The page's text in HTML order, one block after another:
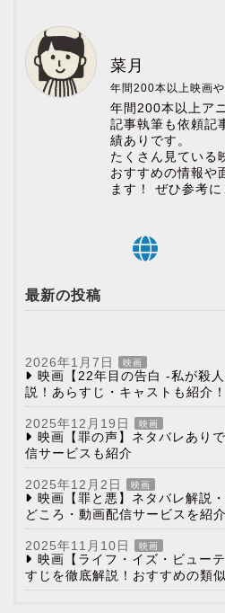
菜月
年間200本以上映画
年間200本以上ア
記事執筆も依頼記
績ありです。
たくさん見ている
おすすめの情報や
ます！ ぜひ参考に
最新の投稿
2026年1月7日 映画
映画【22年目の告白 -私が殺
説！あらすじ・キャストも紹介！
2025年12月19日 映画
映画【罪の声】ネタバレあり
信サービスも紹介
2025年12月2日 映画
映画【罪と悪】ネタバレ解説
どころ・動画配信サービスを紹介
2025年11月10日 映画
映画【ライフ・イズ・ビュー
すじを徹底解説！おすすめの類